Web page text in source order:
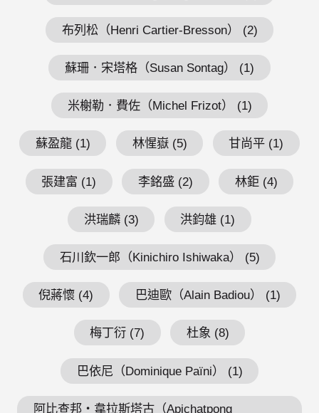
布列松（Henri Cartier-Bresson） (2)
蘇珊．宋塔格（Susan Sontag） (1)
米榭勒．費佐（Michel Frizot） (1)
蘇盈龍 (1) 林惺嶽 (5) 甘尚平 (1)
張建富 (1) 李銘盛 (2) 林鉅 (4)
洪瑞麟 (3) 洪鈞雄 (1)
石川欽一郎（Kinichiro Ishiwaka） (5)
倪蔣懷 (4) 巴迪歐（Alain Badiou） (1)
梅丁衍 (7) 杜象 (8)
巴依尼（Dominique Païni） (1)
阿比查邦・韋拉斯塔古（Apichatpong